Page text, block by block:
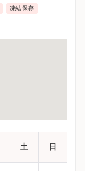
凍結保存
土 日